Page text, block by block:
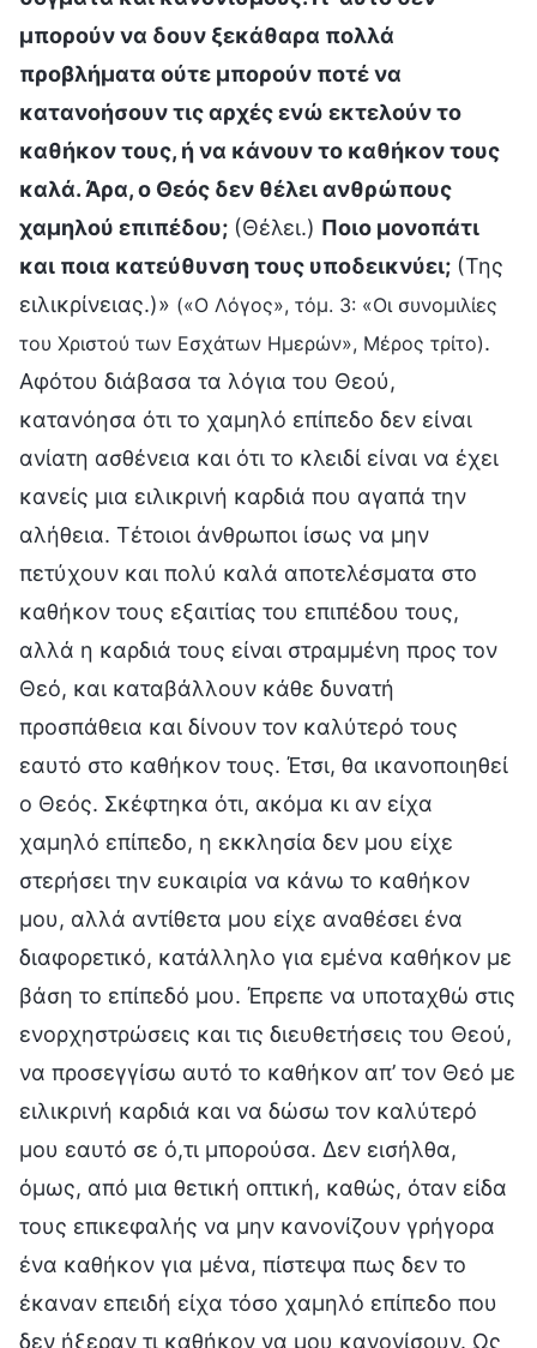
μπορούν να δουν ξεκάθαρα πολλά
προβλήματα ούτε μπορούν ποτέ να
κατανοήσουν τις αρχές ενώ εκτελούν το
καθήκον τους, ή να κάνουν το καθήκον τους
καλά. Άρα, ο Θεός δεν θέλει ανθρώπους
χαμηλού επιπέδου; (Θέλει.) Ποιο μονοπάτι
και ποια κατεύθυνση τους υποδεικνύει; (Της
ειλικρίνειας.)» («Ο Λόγος», τόμ. 3: «Οι συνομιλίες
του Χριστού των Εσχάτων Ημερών», Μέρος τρίτο).
Αφότου διάβασα τα λόγια του Θεού,
κατανόησα ότι το χαμηλό επίπεδο δεν είναι
ανίατη ασθένεια και ότι το κλειδί είναι να έχει
κανείς μια ειλικρινή καρδιά που αγαπά την
αλήθεια. Τέτοιοι άνθρωποι ίσως να μην
πετύχουν και πολύ καλά αποτελέσματα στο
καθήκον τους εξαιτίας του επιπέδου τους,
αλλά η καρδιά τους είναι στραμμένη προς τον
Θεό, και καταβάλλουν κάθε δυνατή
προσπάθεια και δίνουν τον καλύτερό τους
εαυτό στο καθήκον τους. Έτσι, θα ικανοποιηθεί
ο Θεός. Σκέφτηκα ότι, ακόμα κι αν είχα
χαμηλό επίπεδο, η εκκλησία δεν μου είχε
στερήσει την ευκαιρία να κάνω το καθήκον
μου, αλλά αντίθετα μου είχε αναθέσει ένα
διαφορετικό, κατάλληλο για εμένα καθήκον με
βάση το επίπεδό μου. Έπρεπε να υποταχθώ στις
ενορχηστρώσεις και τις διευθετήσεις του Θεού,
να προσεγγίσω αυτό το καθήκον απ’ τον Θεό με
ειλικρινή καρδιά και να δώσω τον καλύτερό
μου εαυτό σε ό,τι μπορούσα. Δεν εισήλθα,
όμως, από μια θετική οπτική, καθώς, όταν είδα
τους επικεφαλής να μην κανονίζουν γρήγορα
ένα καθήκον για μένα, πίστεψα πως δεν το
έκαναν επειδή είχα τόσο χαμηλό επίπεδο που
δεν ήξεραν τι καθήκον να μου κανονίσουν. Ως